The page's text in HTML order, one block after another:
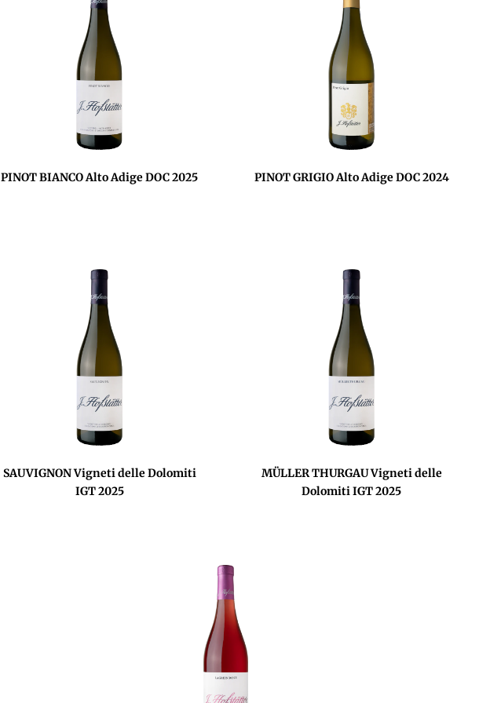
PINOT BIANCO Alto Adige DOC 2025 PINOT GRIGIO Alto Adige DOC 2024
SAUVIGNON Vigneti delle Dolomiti
IGT 2025
MÜLLER THURGAU Vigneti delle
Dolomiti IGT 2025